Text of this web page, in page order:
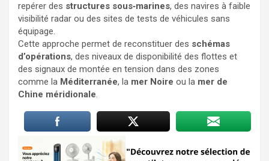
repérer des structures sous‑marines, des navires à faible
visibilité radar ou des sites de tests de véhicules sans
équipage.
Cette approche permet de reconstituer des schémas
d’opérations, des niveaux de disponibilité des flottes et
des signaux de montée en tension dans des zones
comme la Méditerranée, la mer Noire ou la mer de
Chine méridionale.